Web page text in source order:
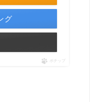
グ
ポチップ